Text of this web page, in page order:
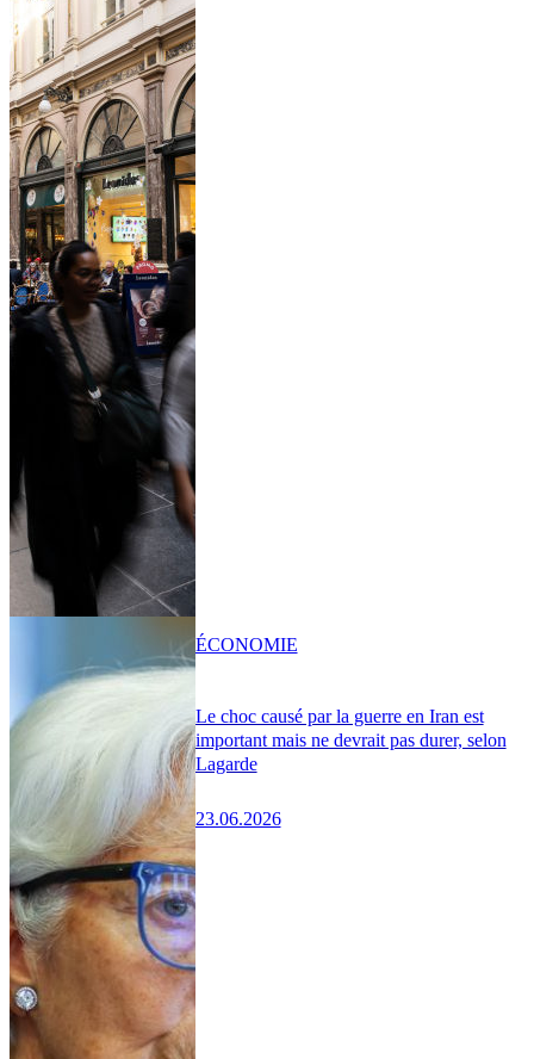
Le choc causé par la guerre en Iran est
important mais ne devrait pas durer, selon
Lagarde
23.06.2026
ÉCONOMIE